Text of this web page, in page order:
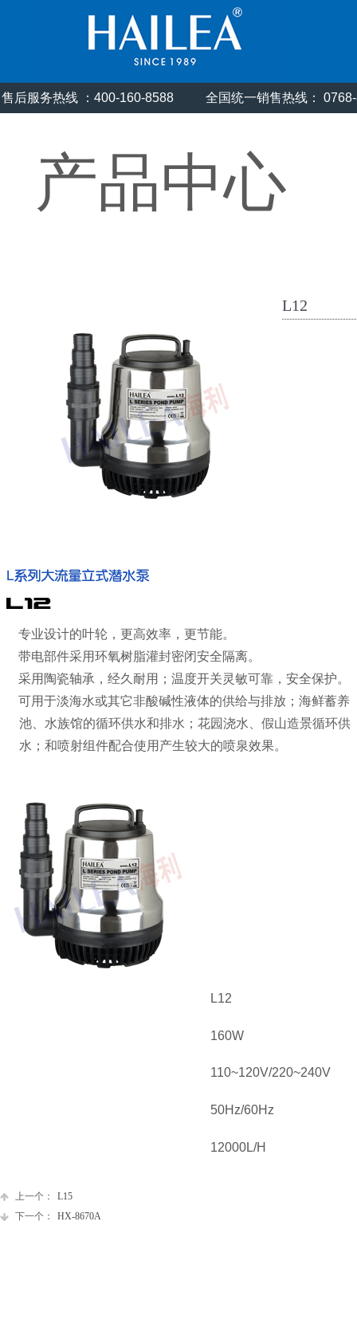
产品中心
L12
专业设计的叶轮，更高效率，更节能。
带电部件采用环氧树脂灌封密闭安全隔离。
采用陶瓷轴承，经久耐用；温度开关灵敏可靠，安全保护。
可用于淡海水或其它非酸碱性液体的供给与排放；海鲜蓄养
池、水族馆的循环供水和排水；花园浇水、假山造景循环供
水；和喷射组件配合使用产生较大的喷泉效果。
L12
160W
110~120V/220~240V
50Hz/60Hz
12000L/H
上一个：
L15
下一个：
HX-8670A
售后服务热线 ：400-160-8588 全国统一销售热线：